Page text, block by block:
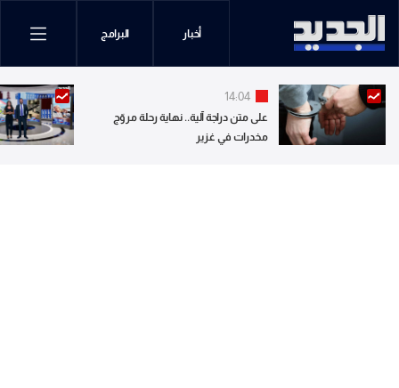
أخبار البرامج
14:04
على متن دراجة آلية.. نهاية رحلة مروّج
مخدرات في غزير